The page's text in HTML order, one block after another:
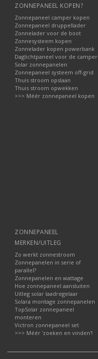
ZONNEPANEEL KOPEN?
Zonnepaneel camper kopen
Zonnepaneel druppellader
Zonnelader voor de boot
Zonnesysteem kopen
Zonnelader kopen powerbank
Daglichtpaneel voor de camper
Solar zonnepanelen
Zonnepaneel systeem off-grid
Thuis stroom opslaan
Thuis stroom opwekken
>>> Méér zonnepaneel kopen
ZONNEPANEEL
MERKEN/UITLEG
Zo werkt zonnestroom
Zonnepanelen in serie of
parallel?
Zonnepanelen en wattage
Hoe zonnepaneel aansluiten
Uitleg solar laadregelaar
Solara montage zonnepanelen
TopSolar zonnepaneel
monteren
Victron zonnepaneel set
>>> Méér 'zoeken en vinden'!